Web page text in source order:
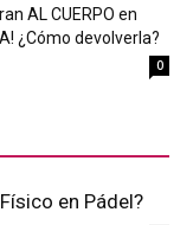
AL CUERPO en
¿Cómo devolverla?
0
en Pádel?